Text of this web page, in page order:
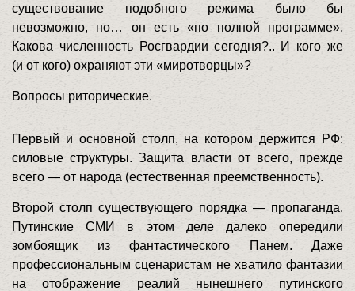
существование подобного режима было бы
невозможно, но… он есть «по полной программе».
Какова численность Росгвардии сегодня?.. И кого же
(и от кого) охраняют эти «миротворцы»?
Вопросы риторические.
Первый и основной столп, на котором держится РФ:
силовые структуры. Защита власти от всего, прежде
всего — от народа (естественная преемственность).
Второй столп существующего порядка — пропаганда.
Путинские СМИ в этом деле далеко опередили
зомбоящик из фантастического Панем. Даже
профессиональным сценаристам не хватило фантазии
на отображение реалий нынешнего путинского